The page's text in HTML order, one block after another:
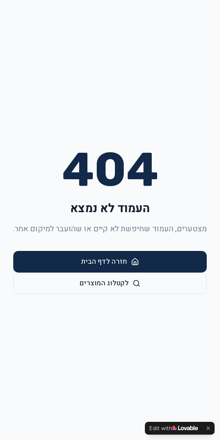
404
העמוד לא נמצא
מצטערים, העמוד שחיפשת לא קיים או שהועבר למיקום אחר.
חזרה לדף הבית
לקטלוג המוצרים
Edit with